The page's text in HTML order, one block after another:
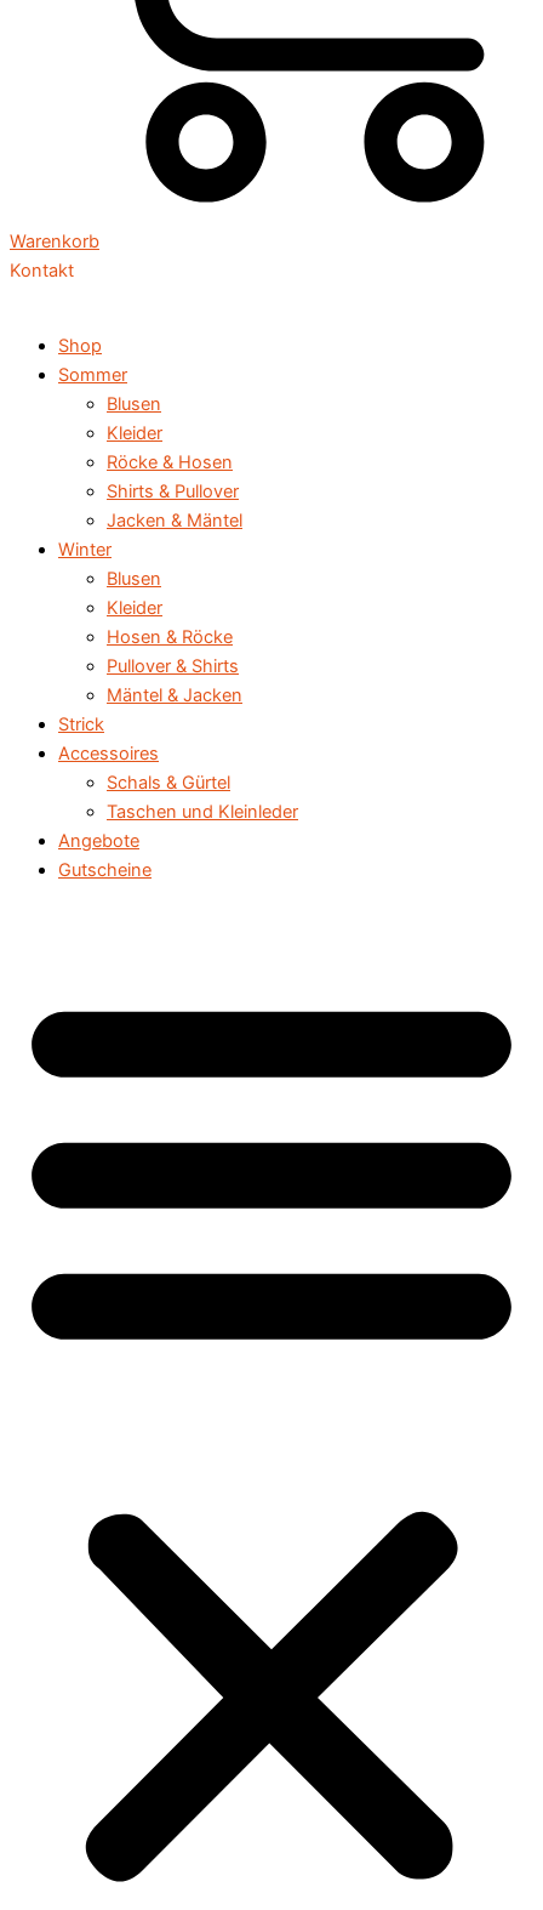
Warenkorb
Kontakt
Shop
Sommer
Blusen
Kleider
Röcke & Hosen
Shirts & Pullover
Jacken & Mäntel
Winter
Blusen
Kleider
Hosen & Röcke
Pullover & Shirts
Mäntel & Jacken
Strick
Accessoires
Schals & Gürtel
Taschen und Kleinleder
Angebote
Gutscheine